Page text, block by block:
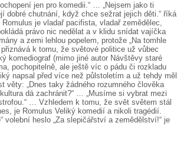
jen pro komedii.“ … „Nejsem jako ti
dobré chutnání, když chce sežrat jejich děti.“ říká
je vladař pacifista, vladař zemědělec,
právo nic nedělat a v klidu snídat vajíčka
a zemi lehlou popelem, protože „Na tomhle
k tomu, že světové politice už vůbec
komediograf (mimo jiné autor Návštěvy staré
pochopitelně, ale ještě víc o pádu či rozkladu
napsal před více než půlstoletím a už tehdy měl
věty: „Dnes taky žádného rozumného člověka
dá zachránit?“ … „Musíme si vybrat mezi
… Vzhledem k tomu, že svět světem stál
je Romulus Veliký komedií a nikoli tragédií.
volební heslo „Za slepičářství a zemědělství!“ je